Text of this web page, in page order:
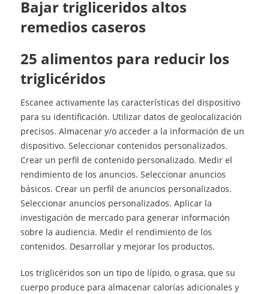
Bajar trigliceridos altos
remedios caseros
25 alimentos para reducir los
triglicéridos
Escanee activamente las características del dispositivo
para su identificación. Utilizar datos de geolocalización
precisos. Almacenar y/o acceder a la información de un
dispositivo. Seleccionar contenidos personalizados.
Crear un perfil de contenido personalizado. Medir el
rendimiento de los anuncios. Seleccionar anuncios
básicos. Crear un perfil de anuncios personalizados.
Seleccionar anuncios personalizados. Aplicar la
investigación de mercado para generar información
sobre la audiencia. Medir el rendimiento de los
contenidos. Desarrollar y mejorar los productos.
Los triglicéridos son un tipo de lípido, o grasa, que su
cuerpo produce para almacenar calorías adicionales y